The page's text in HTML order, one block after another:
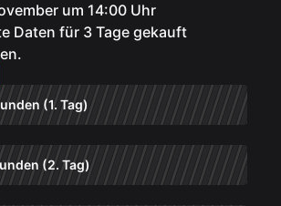
um 14:00 Uhr
Daten für 3 Tage gekauft
(1. Tag)
(2. Tag)